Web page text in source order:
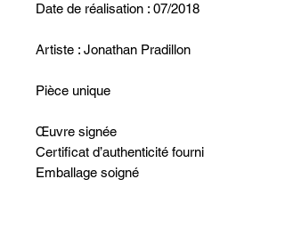
Date de réalisation : 07/2018
Artiste : Jonathan Pradillon
Pièce unique
Œuvre signée
Certificat d’authenticité fourni
Emballage soigné